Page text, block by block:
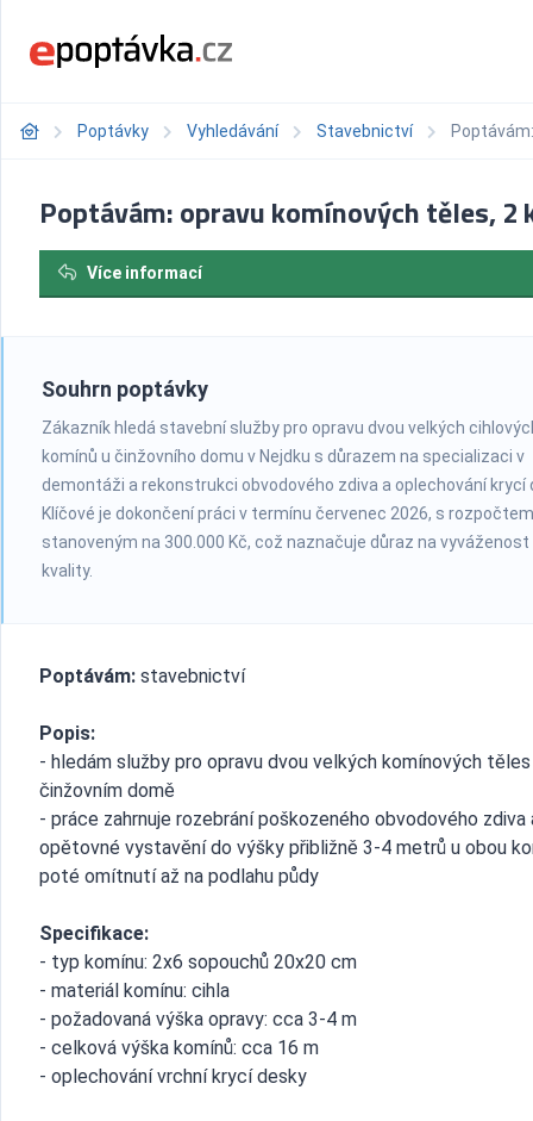
Poptávky Vyhledávání Stavebnictví
Poptávám: opravu komínových těles, 2
Více informací
Souhrn poptávky
Zákazník hledá stavební služby pro opravu dvou velkých
komínů u činžovního domu v Nejdku s důrazem na specializaci v
demontáži a rekonstrukci obvodového zdiva a oplechování krycí
Klíčové je dokončení práci v termínu červenec 2026, s rozpočtem
stanoveným na 300.000 Kč, což naznačuje důraz na vyváženost
kvality.
Poptávám: stavebnictví
Popis:
- hledám služby pro opravu dvou velkých komínových
činžovním domě
- práce zahrnuje rozebrání poškozeného obvodového zdiva
opětovné vystavění do výšky přibližně 3-4 metrů u obou
poté omítnutí až na podlahu půdy
Specifikace:
- typ komínu: 2x6 sopouchů 20x20 cm
- materiál komínu: cihla
- požadovaná výška opravy: cca 3-4 m
- celková výška komínů: cca 16 m
- oplechování vrchní krycí desky